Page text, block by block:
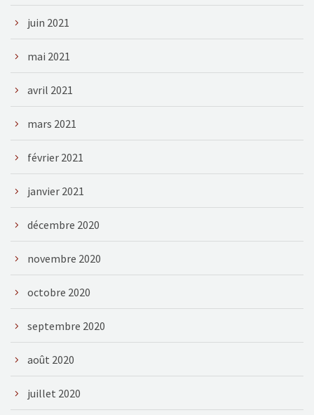
juin 2021
mai 2021
avril 2021
mars 2021
février 2021
janvier 2021
décembre 2020
novembre 2020
octobre 2020
septembre 2020
août 2020
juillet 2020